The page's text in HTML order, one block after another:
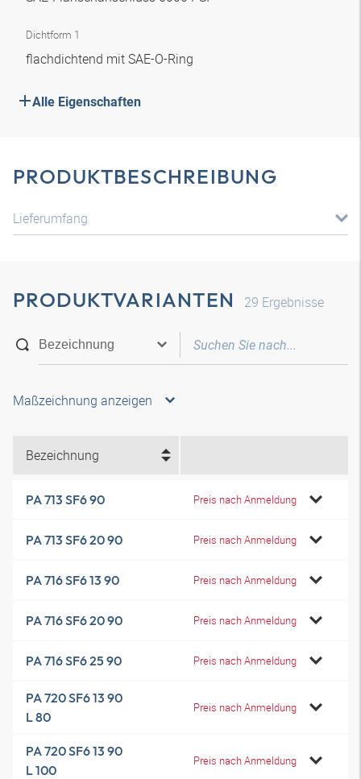
Dichtform 1
flachdichtend mit SAE-O-Ring
Alle Eigenschaften
PRODUKTBESCHREIBUNG
Lieferumfang
PRODUKTVARIANTEN 29 Ergebnisse
Maßzeichnung anzeigen
Bezeichnung
PA 713 SF6 90 Preis nach Anmeldung
PA 713 SF6 20 90 Preis nach Anmeldung
PA 716 SF6 13 90 Preis nach Anmeldung
PA 716 SF6 20 90 Preis nach Anmeldung
PA 716 SF6 25 90 Preis nach Anmeldung
PA 720 SF6 13 90
L 80
Preis nach Anmeldung
PA 720 SF6 13 90
L 100
Preis nach Anmeldung